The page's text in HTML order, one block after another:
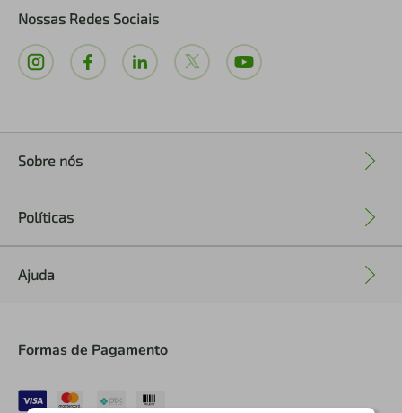
Nossas Redes Sociais
Sobre nós
Políticas
Ajuda
Formas de Pagamento